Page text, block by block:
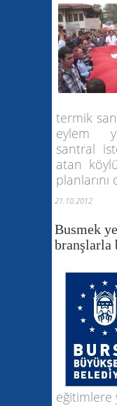
termik
eylem
santral
atan
planlarını
21.10.2012
Busmek
branşlarla
eğitimlere